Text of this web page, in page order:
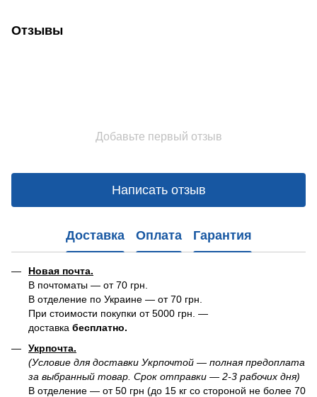
Отзывы
Добавьте первый отзыв
Написать отзыв
Доставка Оплата Гарантия
Новая почта.
В почтоматы — от 70 грн.
В отделение по Украине — от 70 грн.
При стоимости покупки от 5000 грн. —
доставка бесплатно.
Укрпочта.
(Условие для доставки Укрпочтой — полная предоплата
за выбранный товар. Срок отправки — 2-3 рабочих дня)
В отделение — от 50 грн (до 15 кг со стороной не более 70